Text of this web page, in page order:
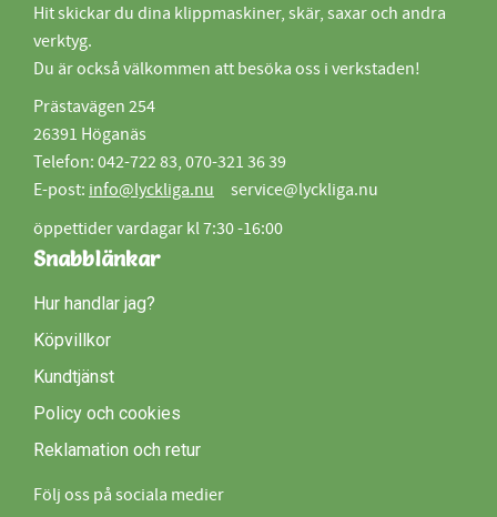
Hit skickar du dina klippmaskiner, skär, saxar och andra
verktyg.
Du är också välkommen att besöka oss i verkstaden!
Prästavägen 254
26391 Höganäs
Telefon: 042-722 83, 070-321 36 39
E-post: info@lyckliga.nu service@lyckliga.nu
öppettider vardagar kl 7:30 -16:00
Snabblänkar
Hur handlar jag?
Köpvillkor
Kundtjänst
Policy och cookies
Reklamation och retur
Följ oss på sociala medier